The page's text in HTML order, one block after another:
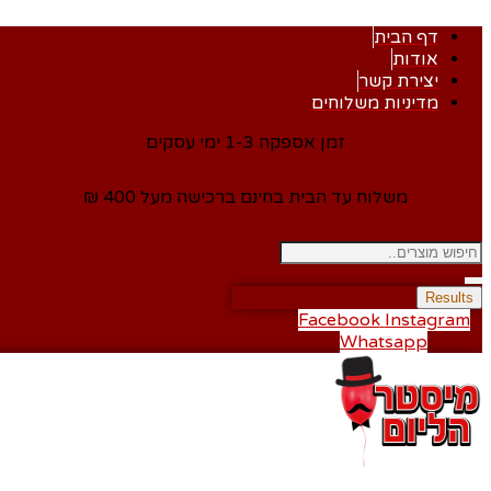
דף הבית
אודות
יצירת קשר
מדיניות משלוחים
זמן אספקה 1-3 ימי עסקים
משלוח עד הבית בחינם ברכישה מעל 400 ₪
Results
Facebook Instagram
Whatsapp